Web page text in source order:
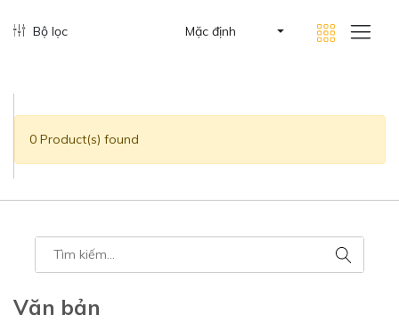
Bộ lọc Mặc định
0 Product(s) found
Văn bản